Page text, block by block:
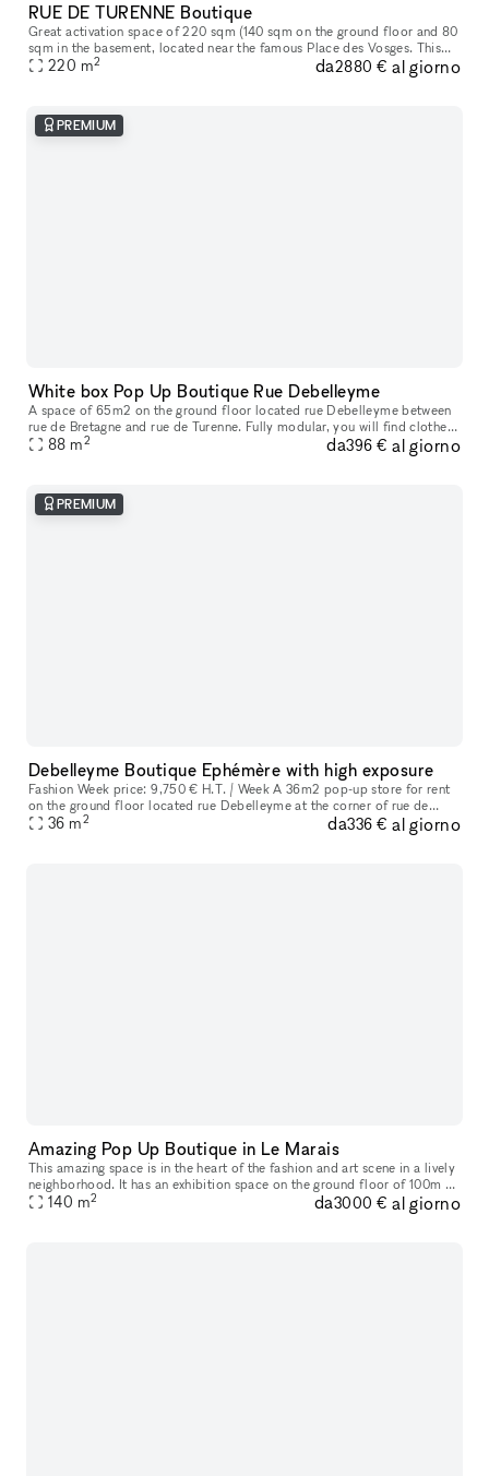
RUE DE TURENNE Boutique
Great activation space of 220 sqm (140 sqm on the ground floor and 80
sqm in the basement​,​ located near the famous Place des Vosges. This
space offers great storefront on a popular street in Paris
220 m2 da2880 € al giorno
PREMIUM
White box Pop Up Boutique Rue Debelleyme
A space of ​​65m2 on the ground floor located rue Debelleyme between
rue de Bretagne and rue de Turenne. Fully modular, you will find clothes
racks, furniture, picture rails, as well as a storage spa
88 m2 da396 € al giorno
PREMIUM
Debelleyme Boutique Ephémère with high exposure
Fashion Week price: 9,750 € H.T. / Week A 36m2 pop-up store for rent
on the ground floor located rue Debelleyme at the corner of rue de
Poitou and in the immediate vicinity of rue Vieille du Temple a
36 m2 da336 € al giorno
Amazing Pop Up Boutique in Le Marais
This amazing space is in the heart of the fashion and art scene in a lively
neighborhood. It has an exhibition space on the ground floor of 100m ²
with an 8 meters long street side window overlooking
140 m2 da3000 € al giorno